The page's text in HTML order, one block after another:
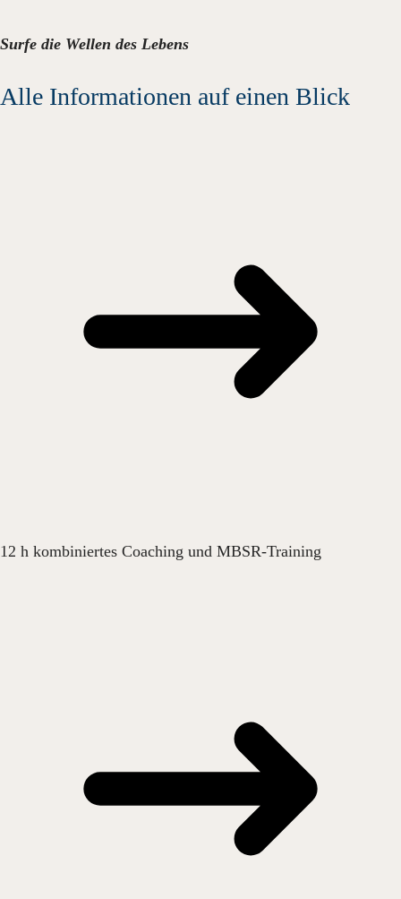
Surfe die Wellen des Lebens
Alle Informationen auf einen Blick
12 h kombiniertes Coaching und MBSR-Training